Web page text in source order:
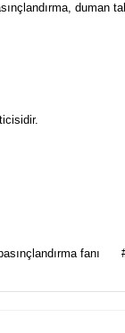
duman
fanı